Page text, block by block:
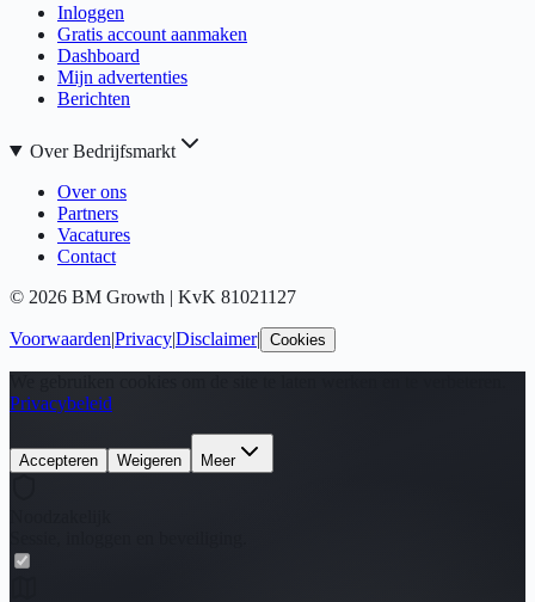
Inloggen
Gratis account aanmaken
Dashboard
Mijn advertenties
Berichten
Over Bedrijfsmarkt
Over ons
Partners
Vacatures
Contact
© 2026 BM Growth | KvK 81021127
Voorwaarden|Privacy|Disclaimer| Cookies
Privacybeleid
Accepteren Weigeren Meer